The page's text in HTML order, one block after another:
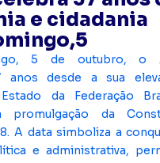
e cidadania
5 de outubro, o
anos desde a sua
da Federação
promulgação da
A data simboliza a
e administrativa,